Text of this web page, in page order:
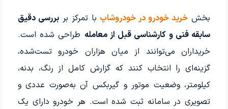
بخش خرید خودرو در خودروشاپ با تمرکز بربررسی دقیق
سابقه فنی و کارشناسی قبل از معامله طراحی شده است.
خریداران می‌توانند از میان هزاران خودرو تست‌شده،
گزینه‌ای را انتخاب کنند که گزارش کامل از رنگ، بدنه،
کیلومتر، وضعیت موتور و گیربکس آن به‌صورت عددی و
تصویری در سامانه ثبت شده است. هر خودرو دارای یک